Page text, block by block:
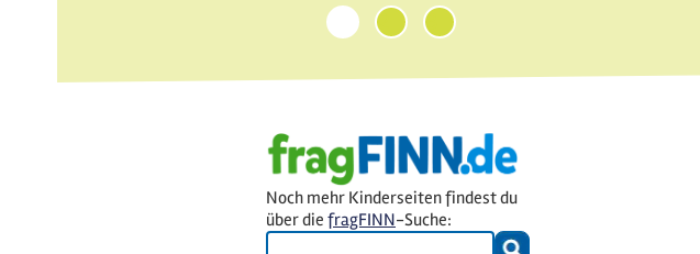
1 2 3
Noch mehr Kinderseiten findest du
über die fragFINN-Suche: